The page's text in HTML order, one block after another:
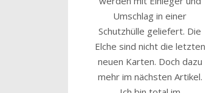
Umschlag in einer
Schutzhülle geliefert. Die
Elche sind nicht die letzten
neuen Karten. Doch dazu
mehr im nächsten Artikel.